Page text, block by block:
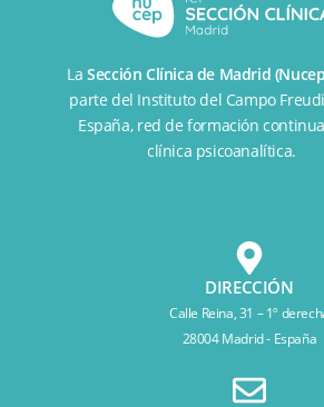
LaSección Clínica de Madrid
parte del Instituto del Campo
España, red de formación
clínica psicoanalítica.
DIRECCIÓN
Calle Reina, 31 – 1º
28004 Madrid - España